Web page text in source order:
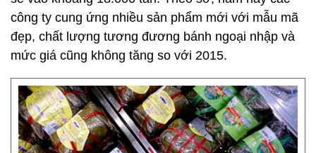
công ty cung ứng nhiều sản phẩm mới với mẫu mã
đẹp, chất lượng tương đương bánh ngoại nhập và
mức giá cũng không tăng so với 2015.